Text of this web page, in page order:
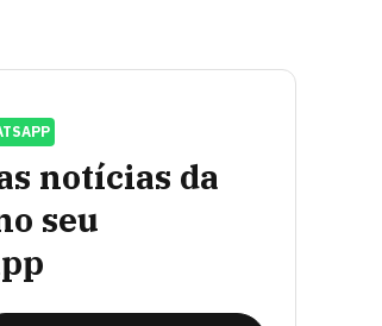
notícias da
seu